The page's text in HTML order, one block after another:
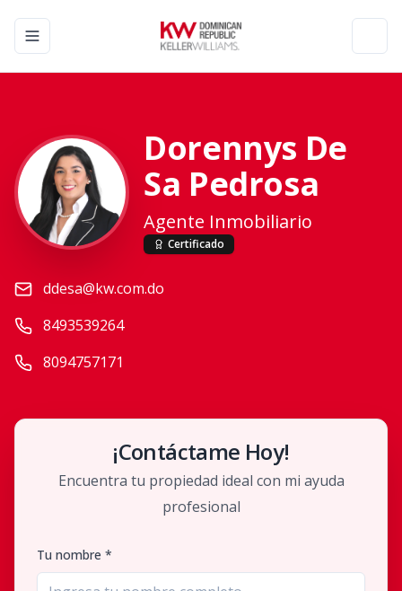
Toggle navigation menu
Dorennys De
Sa Pedrosa
Agente Inmobiliario
Certificado
ddesa@kw.com.do
8493539264
8094757171
¡Contáctame Hoy!
Encuentra tu propiedad ideal con mi ayuda
profesional
Tu nombre *